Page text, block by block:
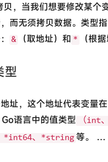
，当我们想要修改某个
而无须拷贝数据。类型
& （取地址）和 * （根
型
址，这个地址代表变量
语言中的值类型
（int
*int64、*string等。 …